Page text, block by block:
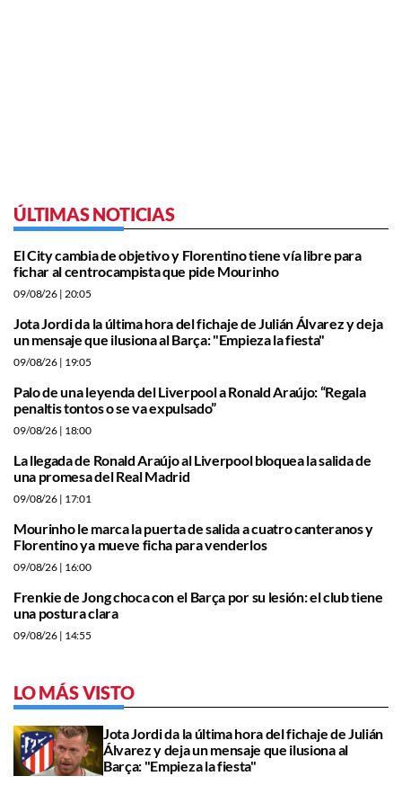
ÚLTIMAS NOTICIAS
El City cambia de objetivo y Florentino tiene vía libre para
fichar al centrocampista que pide Mourinho
09/08/26 | 20:05
Jota Jordi da la última hora del fichaje de Julián Álvarez y deja
un mensaje que ilusiona al Barça: "Empieza la fiesta"
09/08/26 | 19:05
Palo de una leyenda del Liverpool a Ronald Araújo: “Regala
penaltis tontos o se va expulsado”
09/08/26 | 18:00
La llegada de Ronald Araújo al Liverpool bloquea la salida de
una promesa del Real Madrid
09/08/26 | 17:01
Mourinho le marca la puerta de salida a cuatro canteranos y
Florentino ya mueve ficha para venderlos
09/08/26 | 16:00
Frenkie de Jong choca con el Barça por su lesión: el club tiene
una postura clara
09/08/26 | 14:55
LO MÁS VISTO
Jota Jordi da la última hora del fichaje de Julián
Álvarez y deja un mensaje que ilusiona al
Barça: "Empieza la fiesta"